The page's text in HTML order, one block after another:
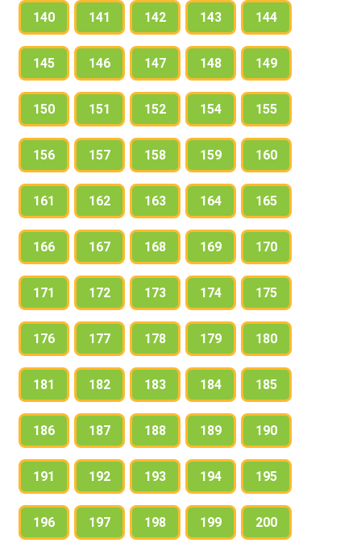
140 141 142 143 144
145 146 147 148 149
150 151 152 154 155
156 157 158 159 160
161 162 163 164 165
166 167 168 169 170
171 172 173 174 175
176 177 178 179 180
181 182 183 184 185
186 187 188 189 190
191 192 193 194 195
196 197 198 199 200